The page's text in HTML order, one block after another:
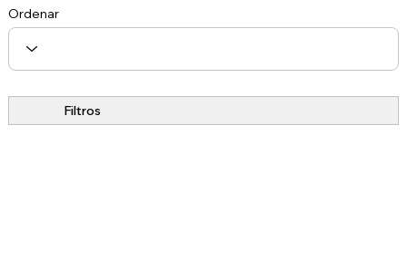
Filtros
Ordenar